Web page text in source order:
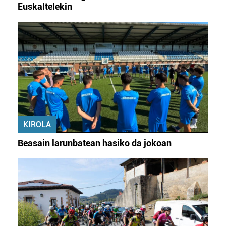
Euskaltelekin
KIROLA
Beasain larunbatean hasiko da jokoan